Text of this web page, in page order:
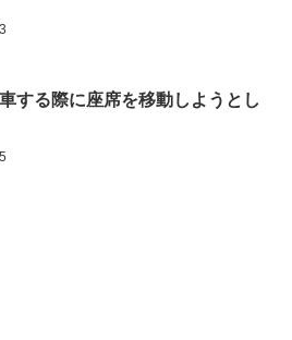
する際に座席を移動しようとし